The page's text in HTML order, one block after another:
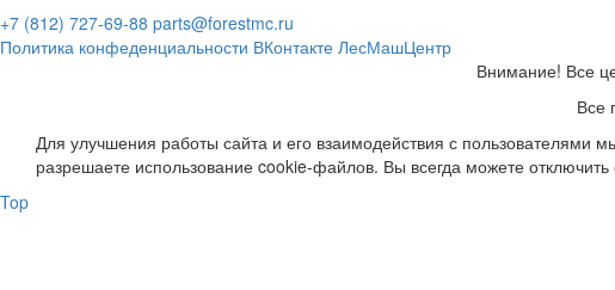
+7 (812) 727-69-88 parts@forestmc.ru
Политика конфеденциальности ВКонтакте ЛесМашЦентр
Внимание! Все
Все
Для улучшения работы сайта и его взаимодействия с
разрешаете использование cookie-файлов. Вы всегда можете
Top